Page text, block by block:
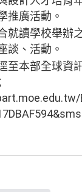
推廣活動。
就讀學校舉辦
談、活動。
至本部全球資